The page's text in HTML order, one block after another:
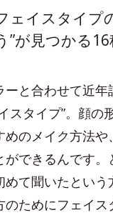
ェイスタイプ
”が見つかる
ーと合わせて近年
スタイプ”。顔の
めのメイク方法
ができるんです。
て聞いたという
のためにフェイス